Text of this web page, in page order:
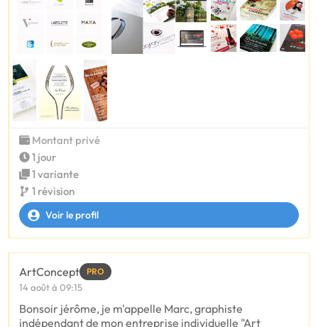
Montant privé
1 jour
1 variante
1 révision
Voir le profil
ArtConcept PRO
14 août à 09:15
Bonsoir jérôme, je m'appelle Marc, graphiste
indépendant de mon entreprise individuelle "Art